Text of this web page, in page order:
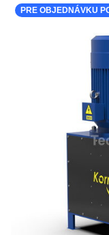
PRE OBJEDNÁVKU